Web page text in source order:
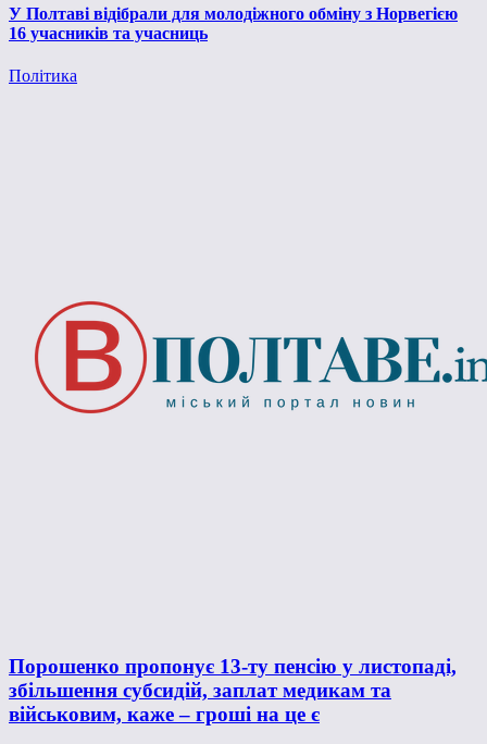
У Полтаві відібрали для молодіжного обміну з Норвегією
16 учасників та учасниць
Політика
Порошенко пропонує 13-ту пенсію у листопаді,
збільшення субсидій, заплат медикам та
військовим, каже – гроші на це є